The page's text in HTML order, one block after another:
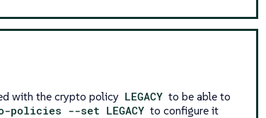
with the crypto policy LEGACY to be able to
policies --set LEGACY to configure it